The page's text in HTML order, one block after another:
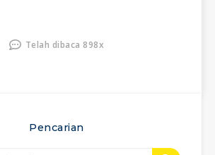
Telah dibaca 898x
Pencarian